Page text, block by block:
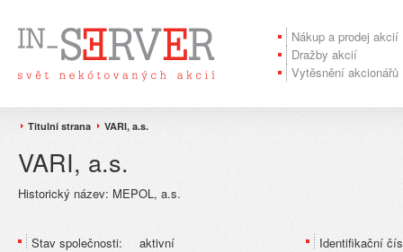
Nákup a prodej akcií
Dražby akcií
Vytěsnění akcionářů
Titulní strana VARI, a.s.
VARI, a.s.
Historický název: MEPOL, a.s.
Stav společnosti:
aktivní
Identifikační